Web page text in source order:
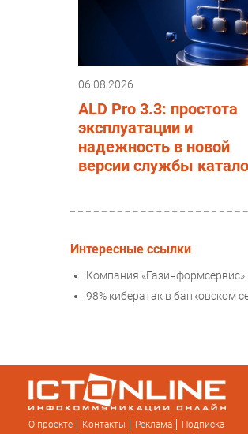
06.08.2026
ALD Pro 3.3: простота
эксплуатации и
надежность в новой
версии службы
Интересные ссылки
Компания «Газинформсервис»
98% кибератак в банковском
О проекте Контакты Реклама Подписка